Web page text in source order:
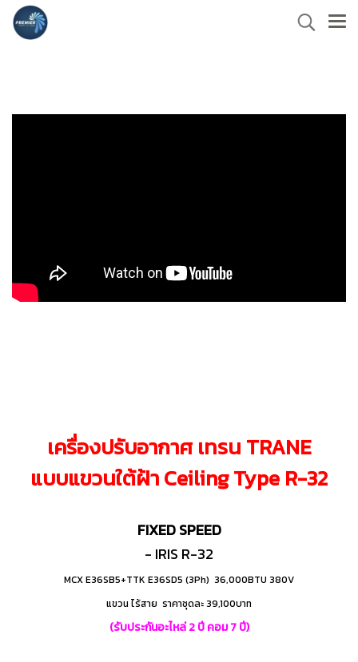
เครื่องปรับอากาศ เทรน TRANE
แบบแขวนใต้ฝ้า Ceiling Type R-32
FIXED SPEED
- IRIS R-32
MCX E36SB5+TTK E36SD5 (3Ph) 36,000BTU 380V
แขวน ไร้สาย ราคาชุดละ 39,100บาท
(รับประกันอะไหล่ 2 ปี คอม 7 ปี)